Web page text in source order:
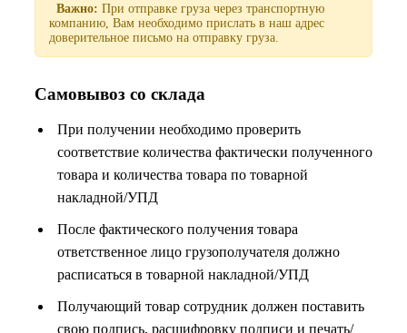
Важно: При отправке груза через транспортную
компанию, Вам необходимо прислать в наш адрес
доверительное письмо на отправку груза.
Самовывоз со склада
При получении необходимо проверить
соответствие количества фактически полученного
товара и количества товара по товарной
накладной/УПД
После фактического получения товара
ответственное лицо грузополучателя должно
расписаться в товарной накладной/УПД
Получающий товар сотрудник должен поставить
свою подпись, расшифровку подписи и печать/